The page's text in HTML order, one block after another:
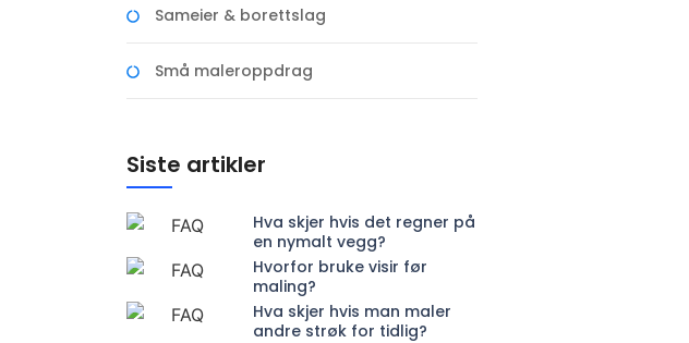
Sameier & borettslag
Små maleroppdrag
Siste artikler
Hva skjer hvis det regner på
en nymalt vegg?
Hvorfor bruke visir før
maling?
Hva skjer hvis man maler
andre strøk for tidlig?